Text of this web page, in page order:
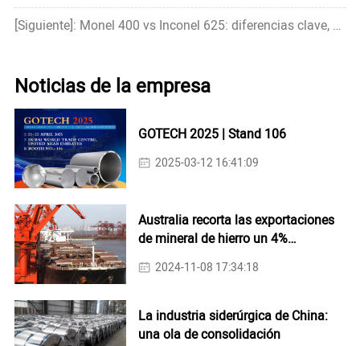
[Siguiente]: Monel 400 vs Inconel 625: diferencias clave, propiedades y aplicaciones
Noticias de la empresa
GOTECH 2025 | Stand 106
2025-03-12 16:41:09
Australia recorta las exportaciones
de mineral de hierro un 4%
interanual en octubre
2024-11-08 17:34:18
La industria siderúrgica de China:
una ola de consolidación